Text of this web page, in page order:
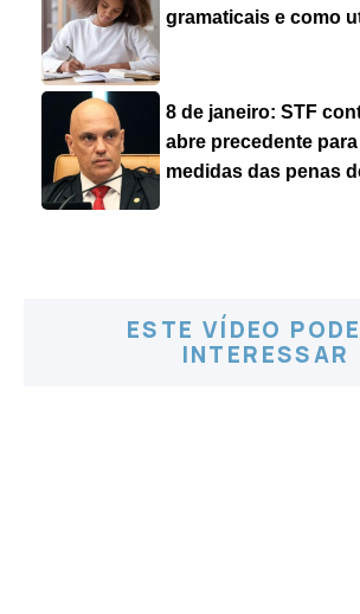
gramaticais e como
8 de janeiro: STF
abre precedente
medidas das penas
ESTE VÍDEO
INTERESSAR